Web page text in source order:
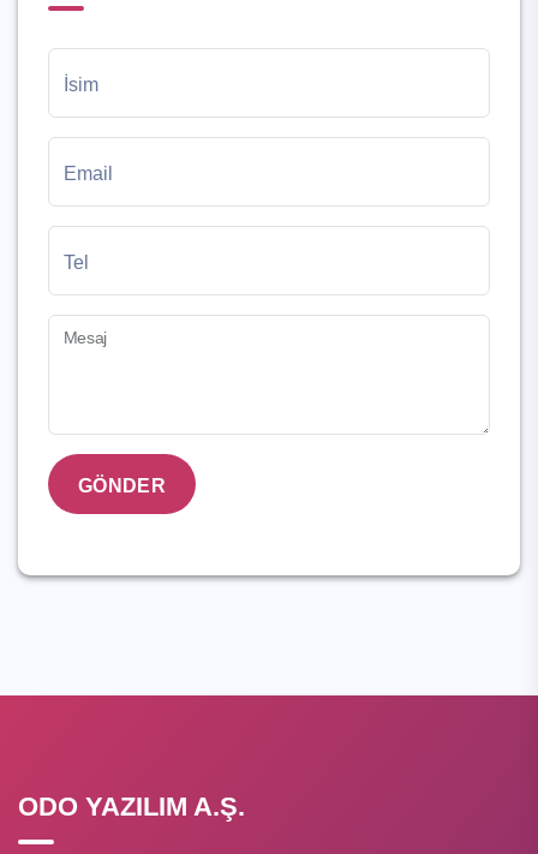
İsim
Email
Tel
Mesaj
GÖNDER
ODO YAZILIM A.Ş.